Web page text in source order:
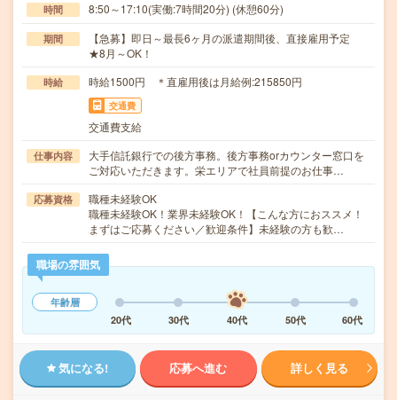
時間 8:50～17:10(実働:7時間20分) (休憩60分)
期間
【急募】即日～最長6ヶ月の派遣期間後、直接雇用予定
★8月～OK！
時給 時給1500円 ＊直雇用後は月給例:215850円
交通費
交通費支給
仕事内容
大手信託銀行での後方事務。後方事務orカウンター窓口を
ご対応いただきます。栄エリアで社員前提のお仕事…
応募資格
職種未経験OK
職種未経験OK！業界未経験OK！【こんな方におススメ！
まずはご応募ください／歓迎条件】未経験の方も歓…
職場の雰囲気
年齢層
20代
30代 40代 50代 60代
気になる! 応募へ進む 詳しく見る